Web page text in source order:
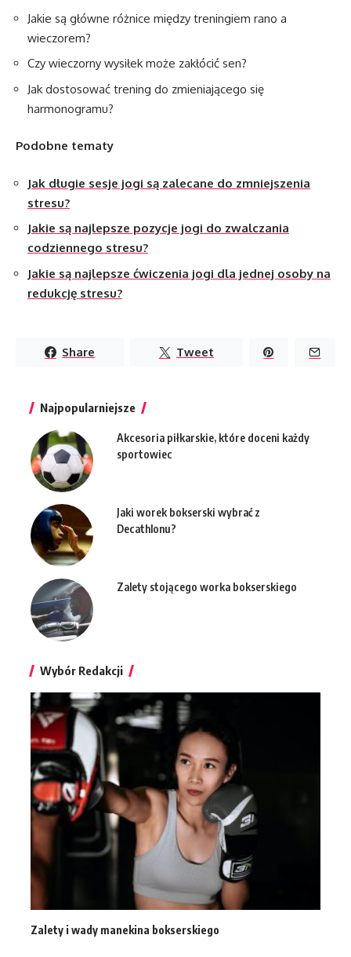
Jakie są główne różnice między treningiem rano a
wieczorem?
Czy wieczorny wysiłek może zakłócić sen?
Jak dostosować trening do zmieniającego się
harmonogramu?
Podobne tematy
Jak długie sesje jogi są zalecane do zmniejszenia
stresu?
Jakie są najlepsze pozycje jogi do zwalczania
codziennego stresu?
Jakie są najlepsze ćwiczenia jogi dla jednej osoby na
redukcję stresu?
Share Tweet
Najpopularniejsze
Akcesoria piłkarskie, które doceni każdy
sportowiec
Jaki worek bokserski wybrać z
Decathlonu?
Zalety stojącego worka bokserskiego
Wybór Redakcji
Zalety i wady manekina bokserskiego